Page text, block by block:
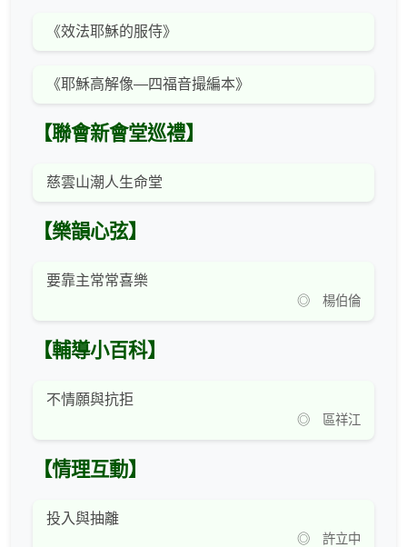
《效法耶穌的服侍》
《耶穌高解像—四福音撮編本》
【聯會新會堂巡禮】
慈雲山潮人生命堂
【樂韻心弦】
要靠主常常喜樂
◎ 楊伯倫
【輔導小百科】
不情願與抗拒
◎ 區祥江
【情理互動】
投入與抽離
◎ 許立中